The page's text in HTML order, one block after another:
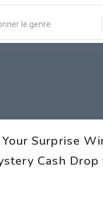
le genre
Surprise
Cash